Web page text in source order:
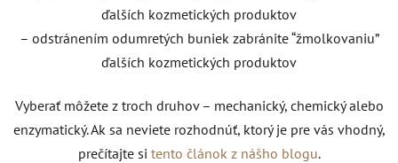
ďalších kozmetických produktov
– odstránením odumretých buniek zabránite “žmolkovaniu”
ďalších kozmetických produktov
Vyberať môžete z troch druhov – mechanický, chemický alebo
enzymatický. Ak sa neviete rozhodnúť, ktorý je pre vás vhodný,
prečítajte si tento článok z nášho blogu.